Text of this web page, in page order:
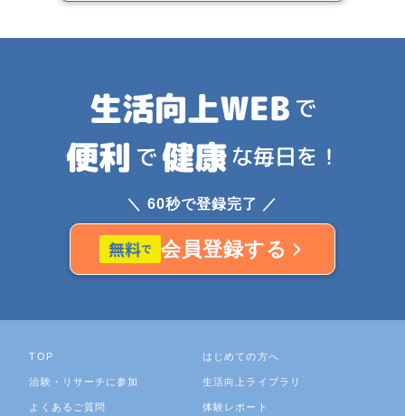
＼ 60秒で登録完了 ／
会員登録する
TOP
治験・リサーチに参加
よくあるご質問
はじめての方へ
生活向上ライブラリ
体験レポート